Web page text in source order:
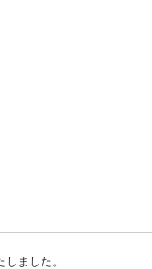
ました。